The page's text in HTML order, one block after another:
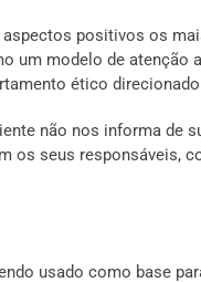
positivos os
um modelo de atenção
ético
não nos informa de
os seus responsáveis,
usado como base